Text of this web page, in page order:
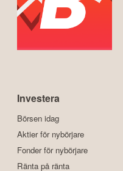
Investera
Börsen idag
Aktier för nybörjare
Fonder för nybörjare
Ränta på ränta